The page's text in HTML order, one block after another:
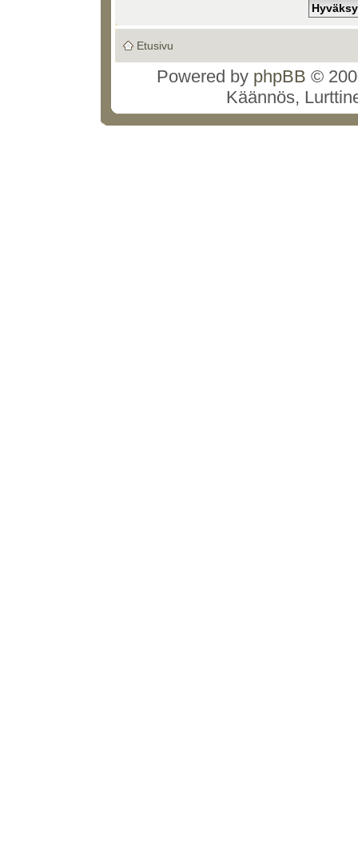
Etusivu
Powered by phpBB ©
Käännös,